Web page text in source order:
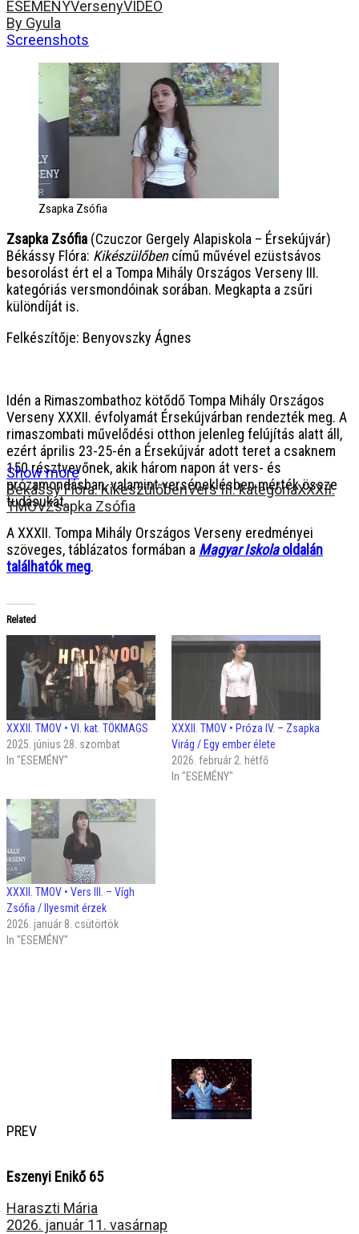
ESEMÉNYVersenyVIDEÓ
By Gyula
Screenshots
Zsapka Zsófia
Zsapka Zsófia (Czuczor Gergely Alapiskola – Érsekújvár)
Békássy Flóra: Kikészülőbencímű művével ezüstsávos
besorolást ért el a Tompa Mihály Országos Verseny III.
kategóriás versmondóinak sorában. Megkapta a zsűri
különdíját is.
Felkészítője: Benyovszky Ágnes
Idén a Rimaszombathoz kötődő Tompa Mihály Országos
Verseny XXXII. évfolyamát Érsekújvárban rendezték meg. A
rimaszombati művelődési otthon jelenleg felújítás alatt áll,
ezért április 23-25-én a Érsekújvár adott teret a csaknem
150 résztvevőnek, akik három napon át vers- és
prózamondásban, valamint verséneklésben mérték össze
tudásukat.
A XXXII. Tompa Mihály Országos Verseny eredményei
szöveges, táblázatos formában a Magyar Iskolaoldalán
találhatók meg.
Related
XXXII. TMOV • VI. kat. TÖKMAGS
2025. június 28. szombat
In "ESEMÉNY"
XXXII. TMOV • Próza IV. – Zsapka
Virág / Egy ember élete
2026. február 2. hétfő
In "ESEMÉNY"
XXXII. TMOV • Vers III. – Vígh
Zsófia / Ilyesmit érzek
2026. január 8. csütörtök
In "ESEMÉNY"
Show more
Békássy Flóra: KikészülőbenVers III. kategóriaXXXII.
TMOVZsapka Zsófia
PREV
Eszenyi Enikő 65
Haraszti Mária
2026. január 11. vasárnap